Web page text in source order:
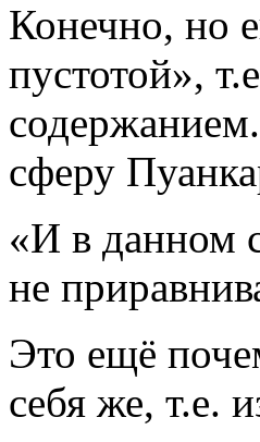
Конечно, но
пустотой»,
сферу
«И в данном
не
Это ещё
себя же, т.е.